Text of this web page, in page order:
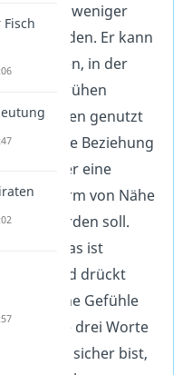
oft als weniger
empfunden. Er kann
in der
oder in frühen
genutzt
wenn die Beziehung
oder eine
Form von Nähe
werden soll.
: Das ist
und drückt
Gefühle
nutzt die drei Worte
du dir sicher bist,